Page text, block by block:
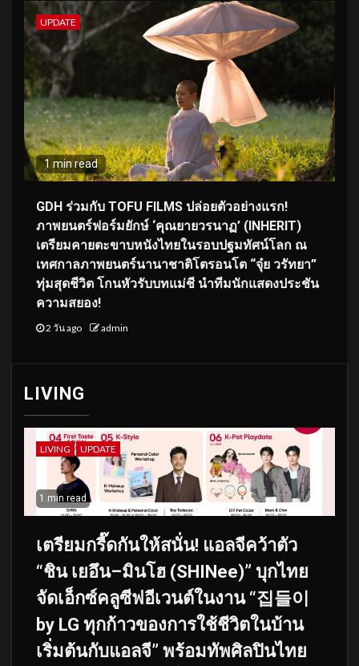
UPDATE
1 min read
GDH ร่วมกับ TOFU FILMS ปล่อยตัวอย่างแรก!
ภาพยนตร์ฟอร์มยักษ์ ‘คุณยายวรนาฏ’ (INHERIT)
เตรียมคายตะขาบหนังไทยในรอบปฐมทัศน์โลก ณ
เทศกาลภาพยนตร์นานาชาติโตรอนโต “จุ๋ย วรัทยา”
ทุ่มสุดชีวิต โกนหัวรับบทแม่ชี นำทีมนักแสดงประชัน
ความสยอง!
2 วัน ago admin
LIVING
LIVING UPDATE
1 min read
เตรียมกรี๊ดกันให้สนั่น! แอลจีคว้าตัว
“ชิน เยอึน–มินโฮ (SHINee)” บุกไทย
จัดเอ็กซ์คลูซีฟอีเวนต์ในงาน “집들이
by LG ทุกก้าวของการใช้ชีวิตในบ้าน
เริ่มต้นกับแอลจี” พร้อมทัพศิลปินไทย